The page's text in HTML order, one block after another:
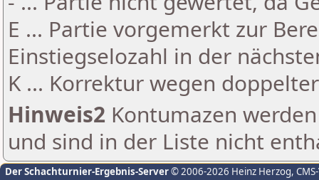
E ... Partie vorgemerkt zur
Einstiegselozahl in der
K ... Korrektur wegen
Hinweis2 Kontumazen
und sind in der Liste nicht
Der Schachturnier-Ergebnis-Server© 2006-2026 Heinz Herzog,